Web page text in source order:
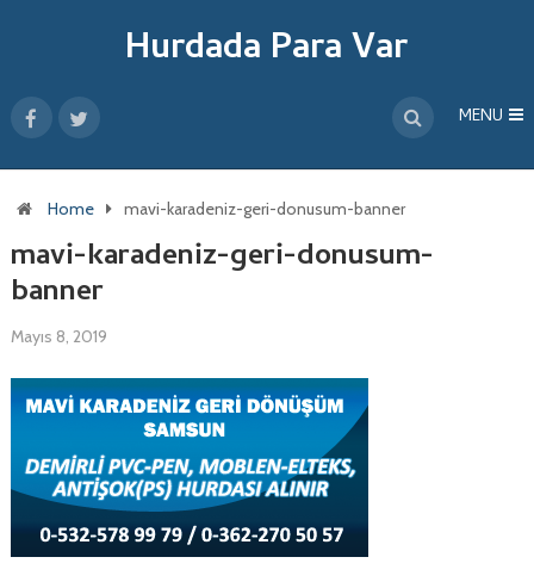
Hurdada Para Var
MENU
Home mavi-karadeniz-geri-donusum-banner
mavi-karadeniz-geri-donusum-
banner
Mayıs 8, 2019